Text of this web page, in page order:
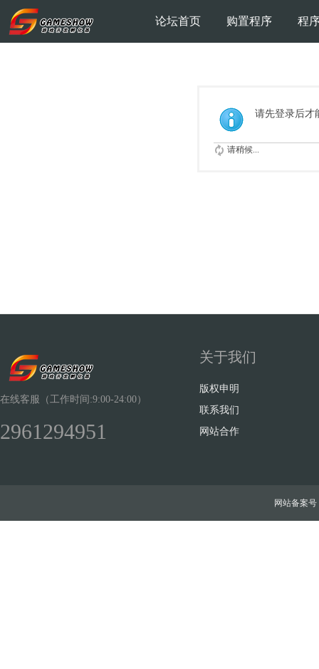
论坛首页 购置程序 程
请先登录后才
请稍候...
在线客服（工作时间:9:00-24:00）
2961294951
关于我们
版权申明
联系我们
网站合作
网站备案号